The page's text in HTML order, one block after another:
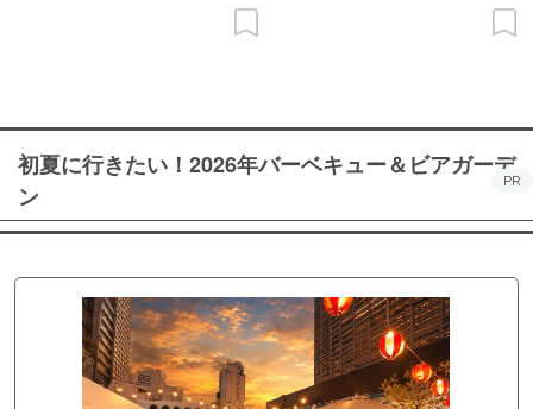
初夏に行きたい！2026年バーベキュー＆ビアガーデ
ン
PR